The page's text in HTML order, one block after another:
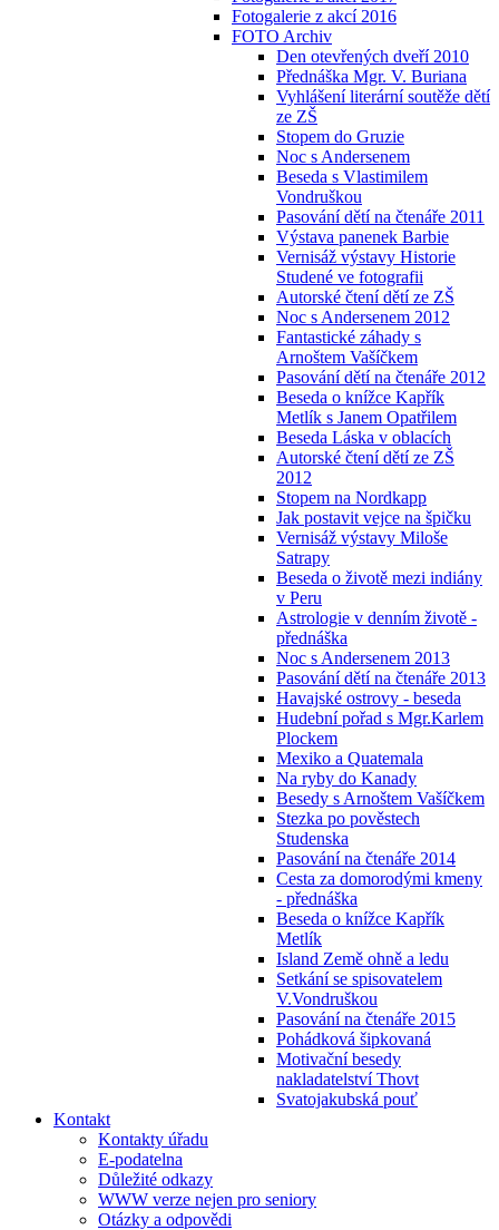
Fotogalerie z akcí 2016
FOTO Archiv
Den otevřených dveří 2010
Přednáška Mgr. V. Buriana
Vyhlášení literární soutěže dětí
ze ZŠ
Stopem do Gruzie
Noc s Andersenem
Beseda s Vlastimilem
Vondruškou
Pasování dětí na čtenáře 2011
Výstava panenek Barbie
Vernisáž výstavy Historie
Studené ve fotografii
Autorské čtení dětí ze ZŠ
Noc s Andersenem 2012
Fantastické záhady s
Arnoštem Vašíčkem
Pasování dětí na čtenáře 2012
Beseda o knížce Kapřík
Metlík s Janem Opatřilem
Beseda Láska v oblacích
Autorské čtení dětí ze ZŠ
2012
Stopem na Nordkapp
Jak postavit vejce na špičku
Vernisáž výstavy Miloše
Satrapy
Beseda o životě mezi indiány
v Peru
Astrologie v denním životě -
přednáška
Noc s Andersenem 2013
Pasování dětí na čtenáře 2013
Havajské ostrovy - beseda
Hudební pořad s Mgr.Karlem
Plockem
Mexiko a Quatemala
Na ryby do Kanady
Besedy s Arnoštem Vašíčkem
Stezka po pověstech
Studenska
Pasování na čtenáře 2014
Cesta za domorodými kmeny
- přednáška
Beseda o knížce Kapřík
Metlík
Island Země ohně a ledu
Setkání se spisovatelem
V.Vondruškou
Pasování na čtenáře 2015
Pohádková šipkovaná
Motivační besedy
nakladatelství Thovt
Svatojakubská pouť
Kontakt
Kontakty úřadu
E-podatelna
Důležité odkazy
WWW verze nejen pro seniory
Otázky a odpovědi